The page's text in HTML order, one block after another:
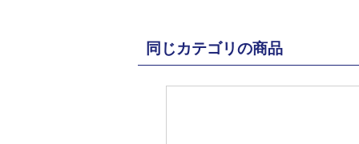
同じカテゴリの商品